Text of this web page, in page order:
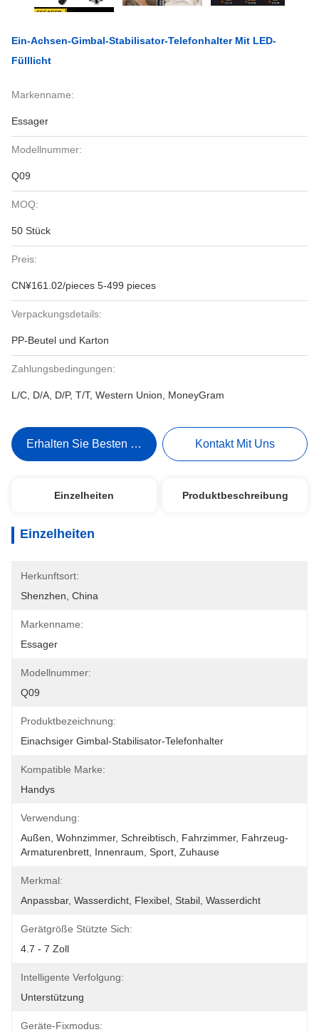
Ein-Achsen-Gimbal-Stabilisator-Telefonhalter Mit LED-
Fülllicht
Markenname:
Essager
Modellnummer:
Q09
MOQ:
50 Stück
Preis:
CN¥161.02/pieces 5-499 pieces
Verpackungsdetails:
PP-Beutel und Karton
Zahlungsbedingungen:
L/C, D/A, D/P, T/T, Western Union, MoneyGram
Erhalten Sie Besten Preis Kontakt Mit Uns
Einzelheiten Produktbeschreibung
Einzelheiten
Herkunftsort:
Shenzhen, China
Markenname:
Essager
Modellnummer:
Q09
Produktbezeichnung:
Einachsiger Gimbal-Stabilisator-Telefonhalter
Kompatible Marke:
Handys
Verwendung:
Außen, Wohnzimmer, Schreibtisch, Fahrzimmer, Fahrzeug-
Armaturenbrett, Innenraum, Sport, Zuhause
Merkmal:
Anpassbar, Wasserdicht, Flexibel, Stabil, Wasserdicht
Gerätgröße Stützte Sich:
4.7 - 7 Zoll
Intelligente Verfolgung:
Unterstützung
Geräte-Fixmodus: